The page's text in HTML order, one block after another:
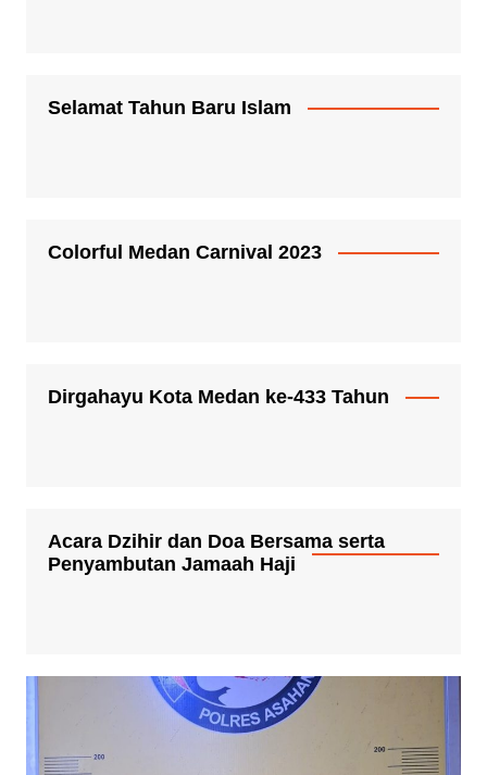
Selamat Tahun Baru Islam
Colorful Medan Carnival 2023
Dirgahayu Kota Medan ke-433 Tahun
Acara Dzihir dan Doa Bersama serta
Penyambutan Jamaah Haji